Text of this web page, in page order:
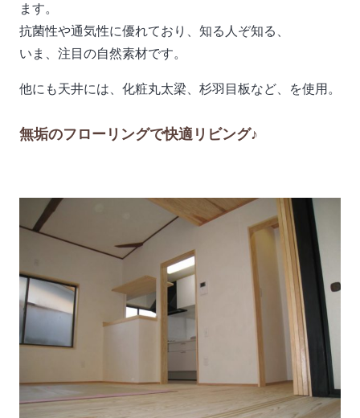
ます。
抗菌性や通気性に優れており、知る人ぞ知る、
いま、注目の自然素材です。
他にも天井には、化粧丸太梁、杉羽目板など、を使用。
無垢のフローリングで快適リビング♪